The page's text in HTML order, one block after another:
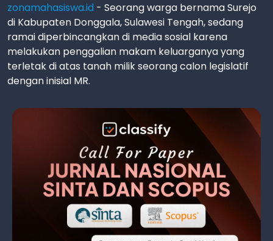
zonamahasiswa.id - Seorang warga bernama Surejo
di Kabupaten Donggala, Sulawesi Tengah, sedang
ramai diperbincangkan di media sosial karena
melakukan penggalian makam keluarganya yang
terletak di atas tanah milik seorang calon legislatif
dengan inisial MR.